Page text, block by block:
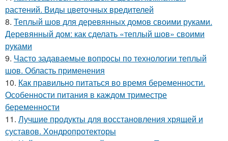
растений. Виды цветочных вредителей
8. Теплый шов для деревянных домов своими руками.
Деревянный дом: как сделать «теплый шов» своими
руками
9. Часто задаваемые вопросы по технологии теплый
шов. Область применения
10. Как правильно питаться во время беременности.
Особенности питания в каждом триместре
беременности
11. Лучшие продукты для восстановления хрящей и
суставов. Хондропротекторы